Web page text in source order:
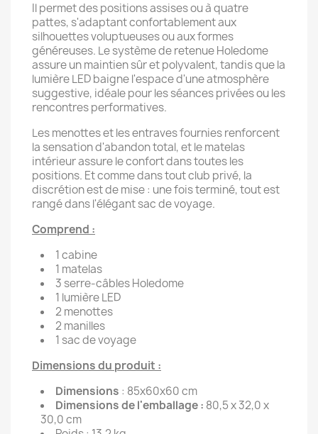
Il permet des positions assises ou à quatre
pattes, s'adaptant confortablement aux
silhouettes voluptueuses ou aux formes
généreuses. Le système de retenue Holedome
assure un maintien sûr et polyvalent, tandis que la
lumière LED baigne l'espace d'une atmosphère
suggestive, idéale pour les séances privées ou les
rencontres performatives.
Les menottes et les entraves fournies renforcent
la sensation d'abandon total, et le matelas
intérieur assure le confort dans toutes les
positions. Et comme dans tout club privé, la
discrétion est de mise : une fois terminé, tout est
rangé dans l'élégant sac de voyage.
Comprend :
1 cabine
1 matelas
3 serre-câbles Holedome
1 lumière LED
2 menottes
2 manilles
1 sac de voyage
Dimensions du produit :
Dimensions : 85x60x60 cm
Dimensions de l'emballage : 80,5 x 32,0 x
30,0 cm